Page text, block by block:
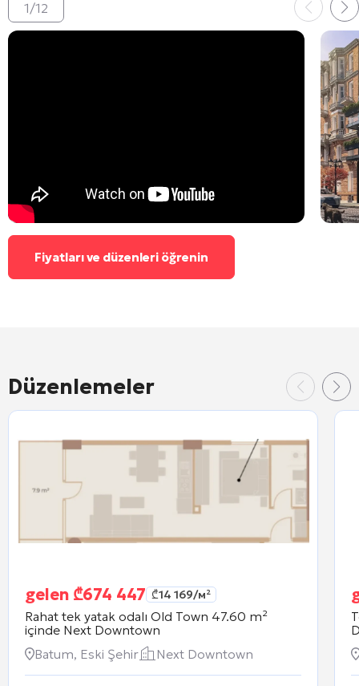
1/12
Fiyatları ve düzenleri öğrenin
Düzenlemeler
gelen ₾674 447 ₾14 169/м²
Rahat tek yatak odalı Old Town 47.60 m²
içinde Next Downtown
Batum, Eski Şehir
Next Downtown